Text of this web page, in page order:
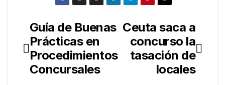
Navegación
de
entradas
Ceuta saca a
concurso la
tasación de
locales
Guía de Buenas
Prácticas en
Procedimientos
Concursales